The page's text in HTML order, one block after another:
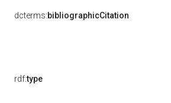
dcterms:bibliographicCitation
rdf:type